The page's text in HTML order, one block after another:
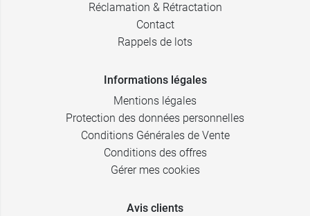
Réclamation & Rétractation
Contact
Rappels de lots
Informations légales
Mentions légales
Protection des données personnelles
Conditions Générales de Vente
Conditions des offres
Gérer mes cookies
Avis clients